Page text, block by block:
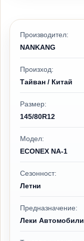
Производител:
NANKANG
Произход:
Тайван / Китай
Размер:
145/80R12
Модел:
ECONEX NA-1
Сезонност:
Летни
Предназначение:
Леки Автомобили